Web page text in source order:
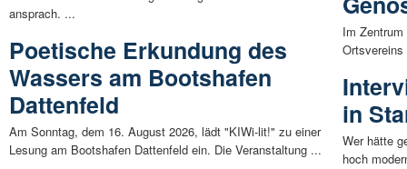
ansprach. ...
Poetische Erkundung des
Wassers am Bootshafen
Dattenfeld
Am Sonntag, dem 16. August 2026, lädt "KIWi-lit!" zu einer
Lesung am Bootshafen Dattenfeld ein. Die Veranstaltung ...
Im
in
Wer hätte
hoch